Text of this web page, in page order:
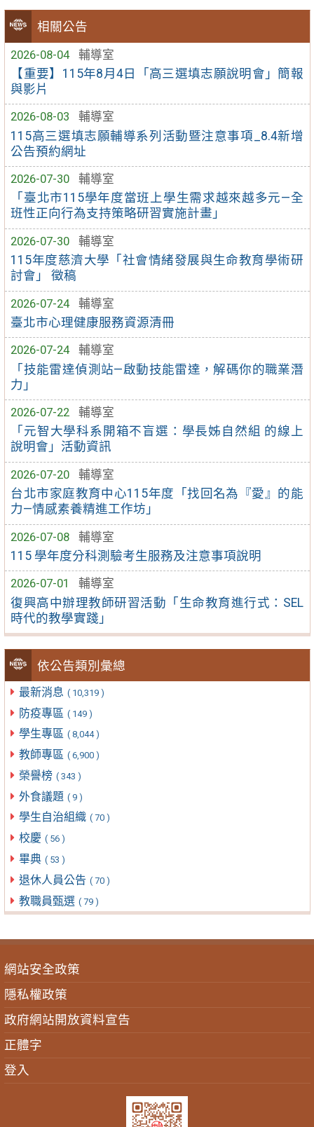
相關公告
2026-08-04
輔導室
【重要】115年8月4日「高三選填志願說明會」簡報
與影片
2026-08-03
輔導室
115高三選填志願輔導系列活動暨注意事項_8.4新增
公告預約網址
2026-07-30
輔導室
「臺北市115學年度當班上學生需求越來越多元—全
班性正向行為支持策略研習實施計畫」
2026-07-30
輔導室
115年度慈濟大學「社會情緒發展與生命教育學術研
討會」 徵稿
2026-07-24
輔導室
臺北市心理健康服務資源清冊
2026-07-24
輔導室
「技能雷達偵測站—啟動技能雷達，解碼你的職業潛
力」
2026-07-22
輔導室
「元智大學科系開箱不盲選：學長姊自然組 的線上
說明會」活動資訊
2026-07-20
輔導室
台北市家庭教育中心115年度「找回名為『愛』的能
力—情感素養精進工作坊」
2026-07-08
輔導室
115 學年度分科測驗考生服務及注意事項說明
2026-07-01
輔導室
復興高中辦理教師研習活動「生命教育進行式：SEL
時代的教學實踐」
依公告類別彙總
最新消息 ( 10,319 )
防疫專區 ( 149 )
學生專區 ( 8,044 )
教師專區 ( 6,900 )
榮譽榜 ( 343 )
外食議題 ( 9 )
學生自治組織 ( 70 )
校慶 ( 56 )
畢典 ( 53 )
退休人員公告 ( 70 )
教職員甄選 ( 79 )
網站安全政策
隱私權政策
政府網站開放資料宣告
正體字
登入